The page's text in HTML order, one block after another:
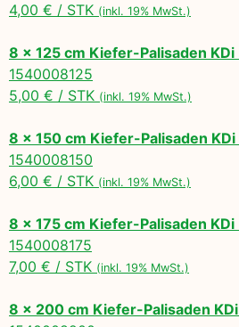
4,00 € / STK (inkl. 19% MwSt.)
8 x 125 cm Kiefer-Palisaden KDi
1540008125
5,00 € / STK (inkl. 19% MwSt.)
8 x 150 cm Kiefer-Palisaden KDi
1540008150
6,00 € / STK (inkl. 19% MwSt.)
8 x 175 cm Kiefer-Palisaden KDi
1540008175
7,00 € / STK (inkl. 19% MwSt.)
8 x 200 cm Kiefer-Palisaden KDi